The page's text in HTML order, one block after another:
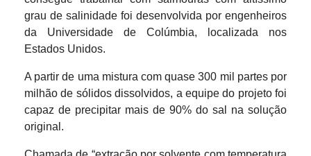
grau de salinidade foi desenvolvida por engenheiros
da Universidade de Colúmbia, localizada nos
Estados Unidos.
A partir de uma mistura com quase 300 mil partes por
milhão de sólidos dissolvidos, a equipe do projeto foi
capaz de precipitar mais de 90% do sal na solução
original.